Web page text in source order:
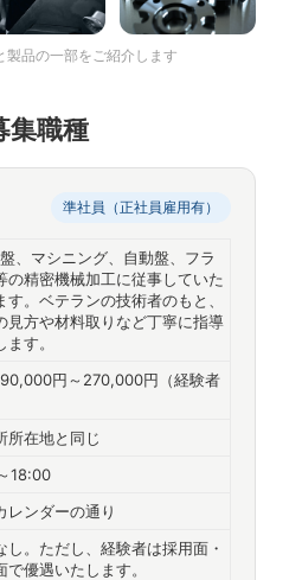
製品の一部をご紹介します
集職種
準社員（正社員雇用有）
、マシニング、自動盤、フラ
の精密機械加工に従事していた
す。ベテランの技術者のもと、
見方や材料取りなど丁寧に指導
ます。
円～270,000円（経験者
所在地と同じ
18:00
レンダーの通り
し。ただし、経験者は採用面・
で優遇いたします。